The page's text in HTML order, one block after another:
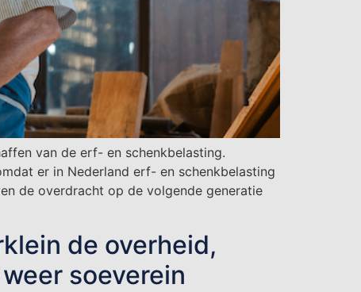
van de erf- en schenkbelasting.
er in Nederland erf- en schenkbelasting
de overdracht op de volgende generatie
de overheid,
soeverein